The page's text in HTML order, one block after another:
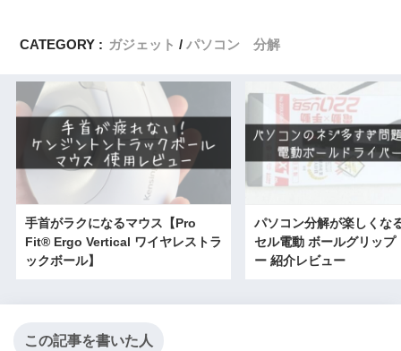
CATEGORY : ガジェット パソコン 分解
手首がラクになるマウス【Pro
Fit® Ergo Vertical ワイヤレストラ
ックボール】
パソコン分解が楽しくな
セル電動 ボールグリップ
ー 紹介レビュー
この記事を書いた人